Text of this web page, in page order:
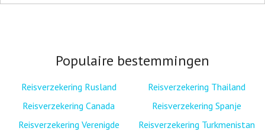
Populaire bestemmingen
Reisverzekering Rusland
Reisverzekering Canada
Reisverzekering Verenigde
Reisverzekering Thailand
Reisverzekering Spanje
Reisverzekering Turkmenistan